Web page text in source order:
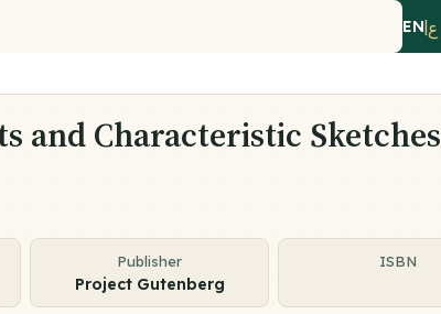
EN|ع
and Characteristic Sketches
Publisher
Project Gutenberg
ISBN